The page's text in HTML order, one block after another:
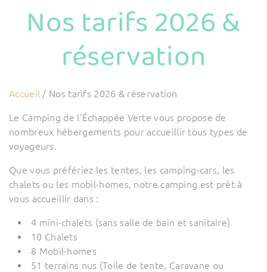
Nos tarifs 2026 &
réservation
Accueil / Nos tarifs 2026 & réservation
Le Camping de l’Échappée Verte vous propose de
nombreux hébergements pour accueillir tous types de
voyageurs.
Que vous préfériez les tentes, les camping-cars, les
chalets ou les mobil-homes, notre camping est prêt à
vous accueillir dans :
4 mini-chalets (sans salle de bain et sanitaire)
10 Chalets
8 Mobil-homes
51 terrains nus (Toile de tente, Caravane ou